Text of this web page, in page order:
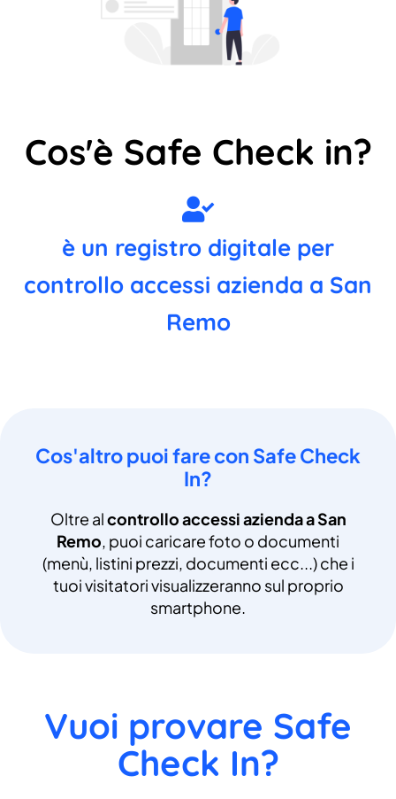
Cos'è Safe Check in?
è un registro digitale per
controllo accessi azienda a San
Remo
Cos'altro puoi fare con Safe Check
In?
Oltre alcontrollo accessi azienda a San
Remo, puoi caricare foto o documenti
(menù, listini prezzi, documenti ecc...) che i
tuoi visitatori visualizzeranno sul proprio
smartphone.
Vuoi provare Safe
Check In?